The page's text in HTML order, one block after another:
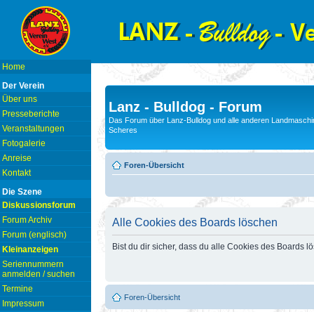
Home
Der Verein
Über uns
Presseberichte
Veranstaltungen
Fotogalerie
Anreise
Kontakt
Die Szene
Diskussionsforum
Forum Archiv
Forum (englisch)
Kleinanzeigen
Seriennummern
anmelden / suchen
Termine
Impressum
Lanz - Bulldog - Forum
Das Forum über Lanz-Bulldog und alle anderen
Scheres
Foren-Übersicht
Alle Cookies des Boards löschen
Bist du dir sicher, dass du alle Cookies des Boards
Foren-Übersicht